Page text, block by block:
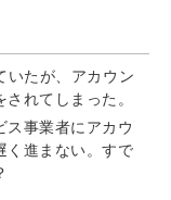
いたが、アカウン
れてしまった。
ス事業者にアカウ
く進まない。すで